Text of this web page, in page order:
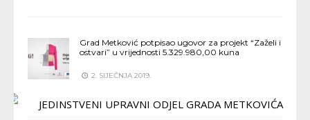
Grad Metković potpisao ugovor za projekt “Zaželi i
ostvari” u vrijednosti 5.329.980,00 kuna
2. SIJEČNJA 2019.